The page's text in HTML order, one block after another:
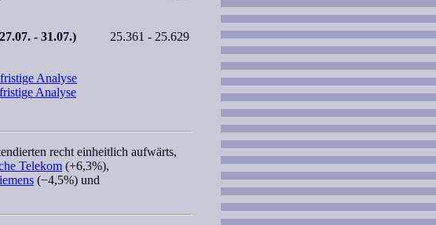
- 31.07.) 25.361 - 25.629
Analyse
Analyse
recht einheitlich aufwärts,
Telekom (+6,3%),
(−4,5%) und